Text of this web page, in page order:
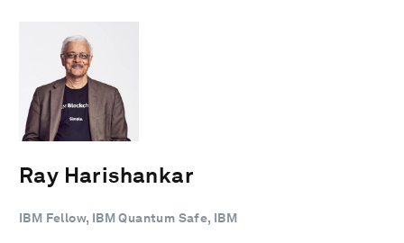
Ray Harishankar
IBM Fellow, IBM Quantum Safe, IBM